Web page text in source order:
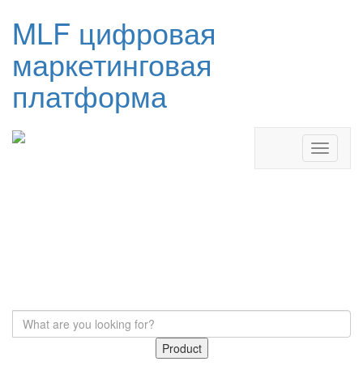
MLF цифровая
маркетинговая
платформа
Product